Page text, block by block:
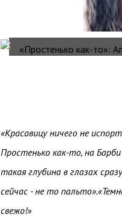
«Красавицу ничего не
Простенько как-то, на
такая глубина в глазах
сейчас - не то
свежо!»